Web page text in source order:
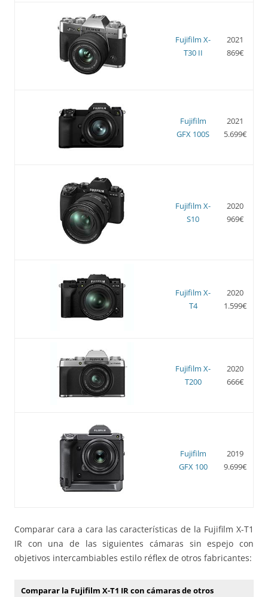
Fujifilm X-
T30 II
2021
869€
Fujifilm
GFX 100S
2021
5.699€
Fujifilm X-
S10
2020
969€
Fujifilm X-
T4
2020
1.599€
Fujifilm X-
T200
2020
666€
Fujifilm
GFX 100
2019
9.699€
Comparar cara a cara las características de la Fujifilm X-T1
IR con una de las siguientes cámaras sin espejo con
objetivos intercambiables estilo réflex de otros fabricantes:
Comparar la Fujifilm X-T1 IR con cámaras de otros